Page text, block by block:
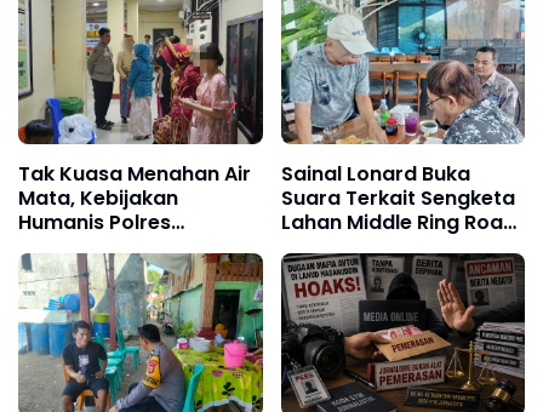
Tak Kuasa Menahan Air
Mata, Kebijakan
Humanis Polres
Pelabuhan Makassar
Pertemukan Tahanan
dengan Keluarga di Hari
Pernikahan
Sainal Lonard Buka
Suara Terkait Sengketa
Lahan Middle Ring Road:
Saya Pembeli Pertama,
Bukan Makelar!